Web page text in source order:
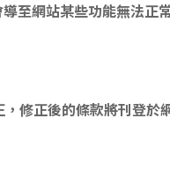
至網站某些功能無法正
修正後的條款將刊登於